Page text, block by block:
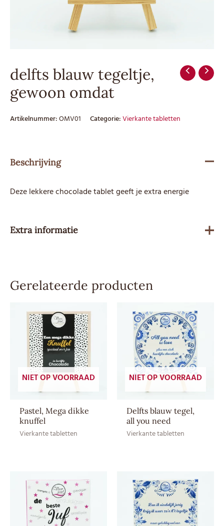
delfts blauw tegeltje,
gewoon omdat
Artikelnummer:OMV01 Categorie:Vierkante tabletten
Beschrijving
Deze lekkere chocolade tablet geeft je extra energie
Extra informatie
Besteleenheid
1
Advies
verkoopprijs
Allergenen
Sporen
Product kan sporen van noten
Bewaaradvies
Droog en bij
kamertemperatuur bewaren
Ingrediënten
aroma, Cacaoboter,
Cacaomassa, Emulgator:
SOJAlecithine, Suiker, Volle
MELKpoeder
Gerelateerde producten
NIET OP VOORRAAD
Pastel, Mega dikke
knuffel
Vierkante tabletten
NIET OP VOORRAAD
Delfts blauw tegel,
all you need
Vierkante tabletten